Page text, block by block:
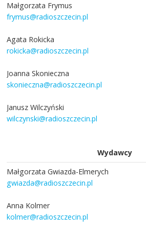
Małgorzata Frymus
frymus@radioszczecin.pl
Agata Rokicka
rokicka@radioszczecin.pl
Joanna Skonieczna
skonieczna@radioszczecin.pl
Janusz Wilczyński
wilczynski@radioszczecin.pl
Wydawcy
Małgorzata Gwiazda-Elmerych
gwiazda@radioszczecin.pl
Anna Kolmer
kolmer@radioszczecin.pl